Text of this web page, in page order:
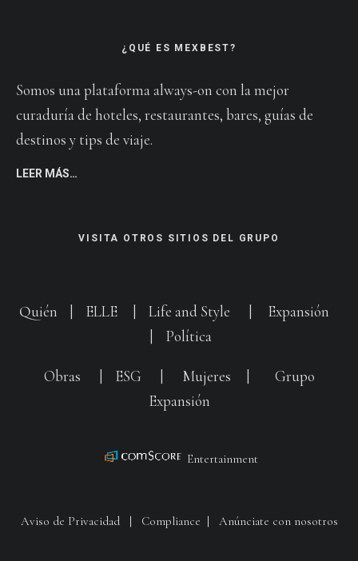
¿QUÉ ES MEXBEST?
Somos una plataforma always-on con la mejor
curaduría de hoteles, restaurantes, bares, guías de
destinos y tips de viaje.
LEER MÁS…
VISITA OTROS SITIOS DEL GRUPO
Quién ELLE Life and Style
Expansión
Política
Obras ESG Mujeres
Grupo
Expansión
Entertainment
Aviso de Privacidad| Compliance Anúnciate con nosotros